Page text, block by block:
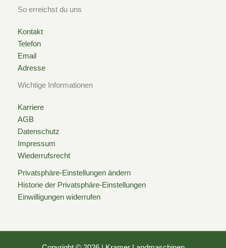
q
u
a
r
e
So erreichst du uns
Kontakt
Telefon
Email
Adresse
Wichtige Informationen
Karriere
AGB
Datenschutz
Impressum
Wiederrufsrecht
Privatsphäre-Einstellungen ändern
Historie der Privatsphäre-Einstellungen
Einwilligungen widerrufen